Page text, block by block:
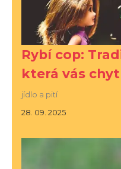
Rybí cop:
která vás
jídlo a pití
28. 09. 2025